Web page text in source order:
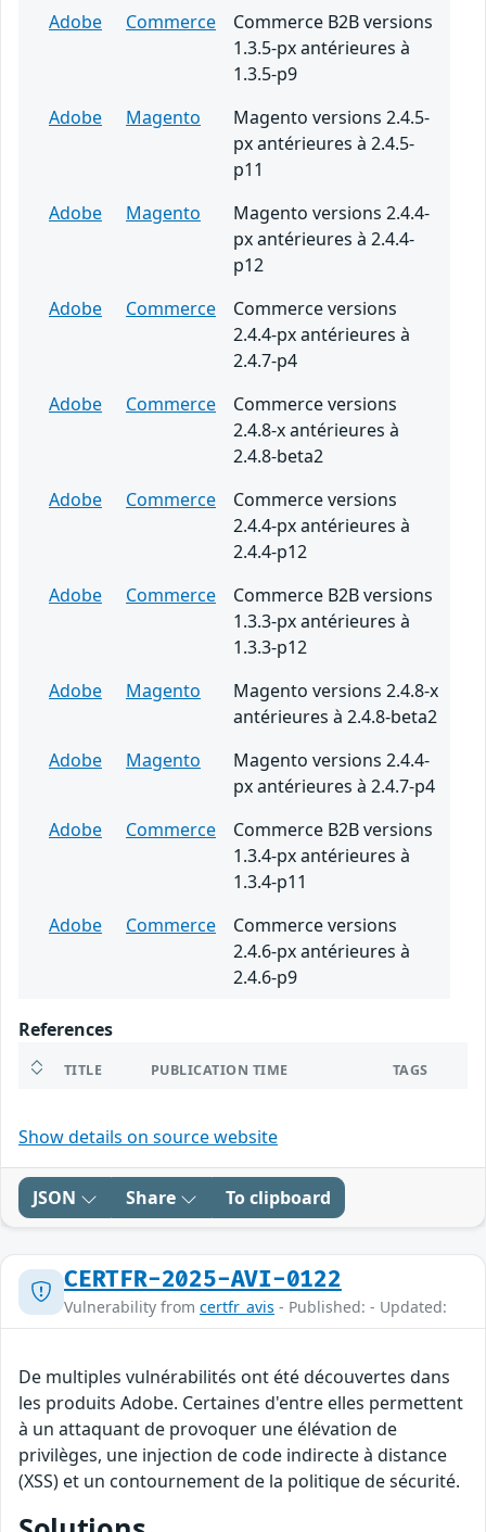
Adobe
Commerce
Commerce B2B versions
1.3.5-px antérieures à
1.3.5-p9
Adobe
Magento
Magento versions 2.4.5-
px antérieures à 2.4.5-
p11
Adobe
Magento
Magento versions 2.4.4-
px antérieures à 2.4.4-
p12
Adobe
Commerce
Commerce versions
2.4.4-px antérieures à
2.4.7-p4
Adobe
Commerce
Commerce versions
2.4.8-x antérieures à
2.4.8-beta2
Adobe
Commerce
Commerce versions
2.4.4-px antérieures à
2.4.4-p12
Adobe
Commerce
Commerce B2B versions
1.3.3-px antérieures à
1.3.3-p12
Adobe
Magento
Magento versions 2.4.8-x
antérieures à 2.4.8-beta2
Adobe
Magento
Magento versions 2.4.4-
px antérieures à 2.4.7-p4
Adobe
Commerce
Commerce B2B versions
1.3.4-px antérieures à
1.3.4-p11
Adobe
Commerce
Commerce versions
2.4.6-px antérieures à
2.4.6-p9
References
TITLE PUBLICATION TIME TAGS
Show details on source website
JSON Share To clipboard
CERTFR-2025-AVI-0122
Vulnerability from certfr_avis - Published: - Updated:
De multiples vulnérabilités ont été découvertes dans
les produits Adobe. Certaines d'entre elles permettent
à un attaquant de provoquer une élévation de
privilèges, une injection de code indirecte à distance
(XSS) et un contournement de la politique de sécurité.